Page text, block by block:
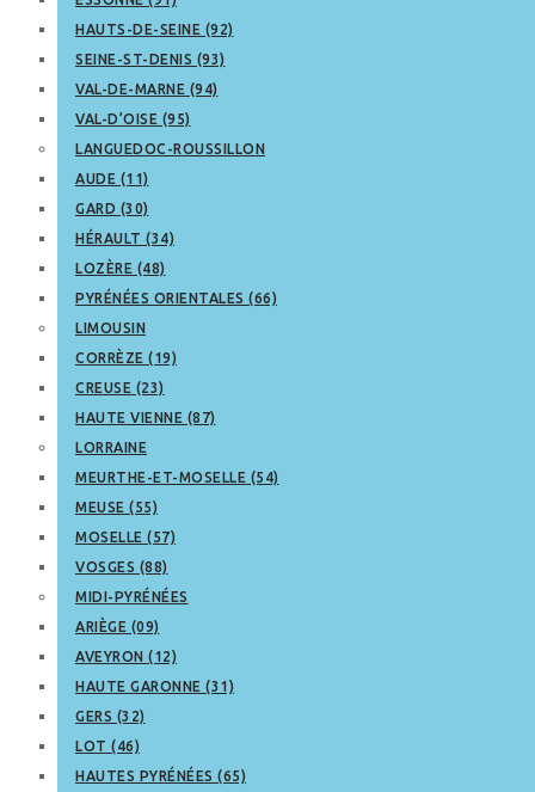
HAUTS-DE-SEINE (92)
SEINE-ST-DENIS (93)
VAL-DE-MARNE (94)
VAL-D’OISE (95)
LANGUEDOC-ROUSSILLON
AUDE (11)
GARD (30)
HÉRAULT (34)
LOZÈRE (48)
PYRÉNÉES ORIENTALES (66)
LIMOUSIN
CORRÈZE (19)
CREUSE (23)
HAUTE VIENNE (87)
LORRAINE
MEURTHE-ET-MOSELLE (54)
MEUSE (55)
MOSELLE (57)
VOSGES (88)
MIDI-PYRÉNÉES
ARIÈGE (09)
AVEYRON (12)
HAUTE GARONNE (31)
GERS (32)
LOT (46)
HAUTES PYRÉNÉES (65)